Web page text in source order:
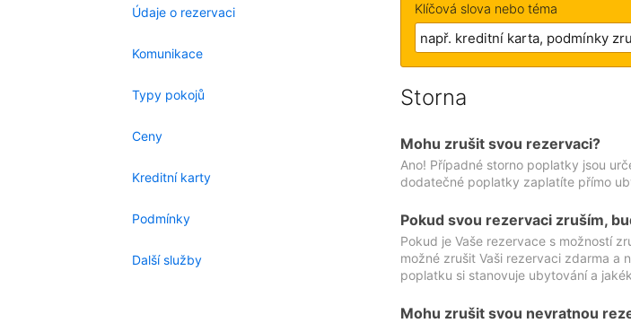
Údaje o rezervaci
Komunikace
Typy pokojů
Ceny
Kreditní karty
Podmínky
Další služby
Klíčová slova nebo téma
Storna
Mohu zrušit svou rezervaci?
Ano! Případné storno poplatky jsou
dodatečné poplatky zaplatíte přímo
Pokud svou rezervaci zruším,
Pokud je Vaše rezervace s možností
možné zrušit Vaši rezervaci zdarma a
poplatku si stanovuje ubytování a
Mohu zrušit svou nevratnou